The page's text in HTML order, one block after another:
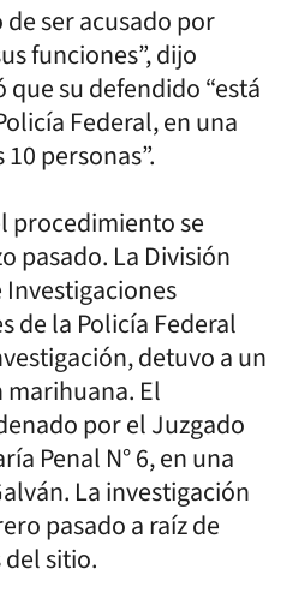
ser acusado por
funciones”, dijo
que su defendido “está
Federal, en una
personas”.
procedimiento se
pasado. La División
de la Policía Federal
detuvo a un
marihuana. El
por el Juzgado
Penal N° 6, en una
La investigación
pasado a raíz de
sitio.